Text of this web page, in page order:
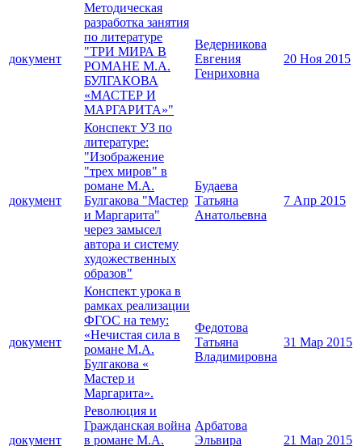
документ
Методическая
разработка занятия
по литературе
"ТРИ МИРА В
РОМАНЕ М.А.
БУЛГАКОВА
«МАСТЕР И
МАРГАРИТА»"
Ведерникова
Евгения
Генриховна
20 Ноя 2015
документ
Конспект УЗ по
литературе:
"Изображение
"трех миров" в
романе М.А.
Булгакова "Мастер
и Маргарита"
через замысел
автора и систему
художественных
образов"
Будаева
Татьяна
Анатольевна
7 Апр 2015
документ
Конспект урока в
рамках реализации
ФГОС на тему:
«Нечистая сила в
романе М.А.
Булгакова «
Мастер и
Маргарита».
Федотова
Татьяна
Владимировна
31 Мар 2015
документ
Революция и
Гражданская война
в романе М.А.
Арбатова
Эльвира
21 Мар 2015